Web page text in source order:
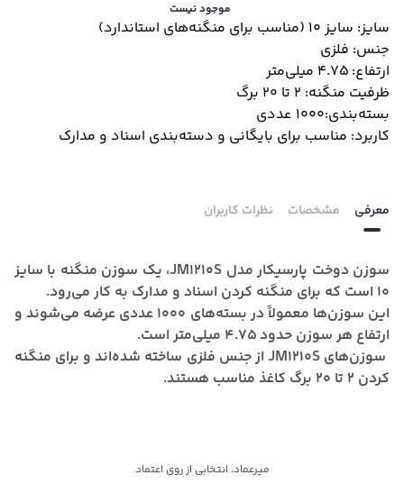
موجود نیست
سایز: سایز 10 (مناسب برای منگنه‌های استاندارد)
جنس: فلزی
ارتفاع: 4.75 میلی‌متر
ظرفیت منگنه: 2 تا 20 برگ
بسته‌بندی:1000 عددی
کاربرد: مناسب برای بایگانی و دسته‌بندی اسناد و مدارک
معرفی مشخصات نظرات کاربران
سوزن دوخت پارسیکار مدل JM1210S،
یک سوزن منگنه با سایز
10 است که برای منگنه کردن اسناد و مدارک به کار می‌رود.
این سوزن‌ها معمولاً در بسته‌های 1000 عددی عرضه می‌شوند و
ارتفاع هر سوزن حدود 4.75 میلی‌متر است.
سوزن‌های JM1210S از جنس فلزی ساخته شده‌اند و برای منگنه
کردن 2 تا 20 برگ کاغذ مناسب هستند.
میرعماد، انتخابی از روی اعتماد